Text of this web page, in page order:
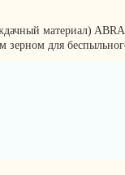
материал)
зерном для